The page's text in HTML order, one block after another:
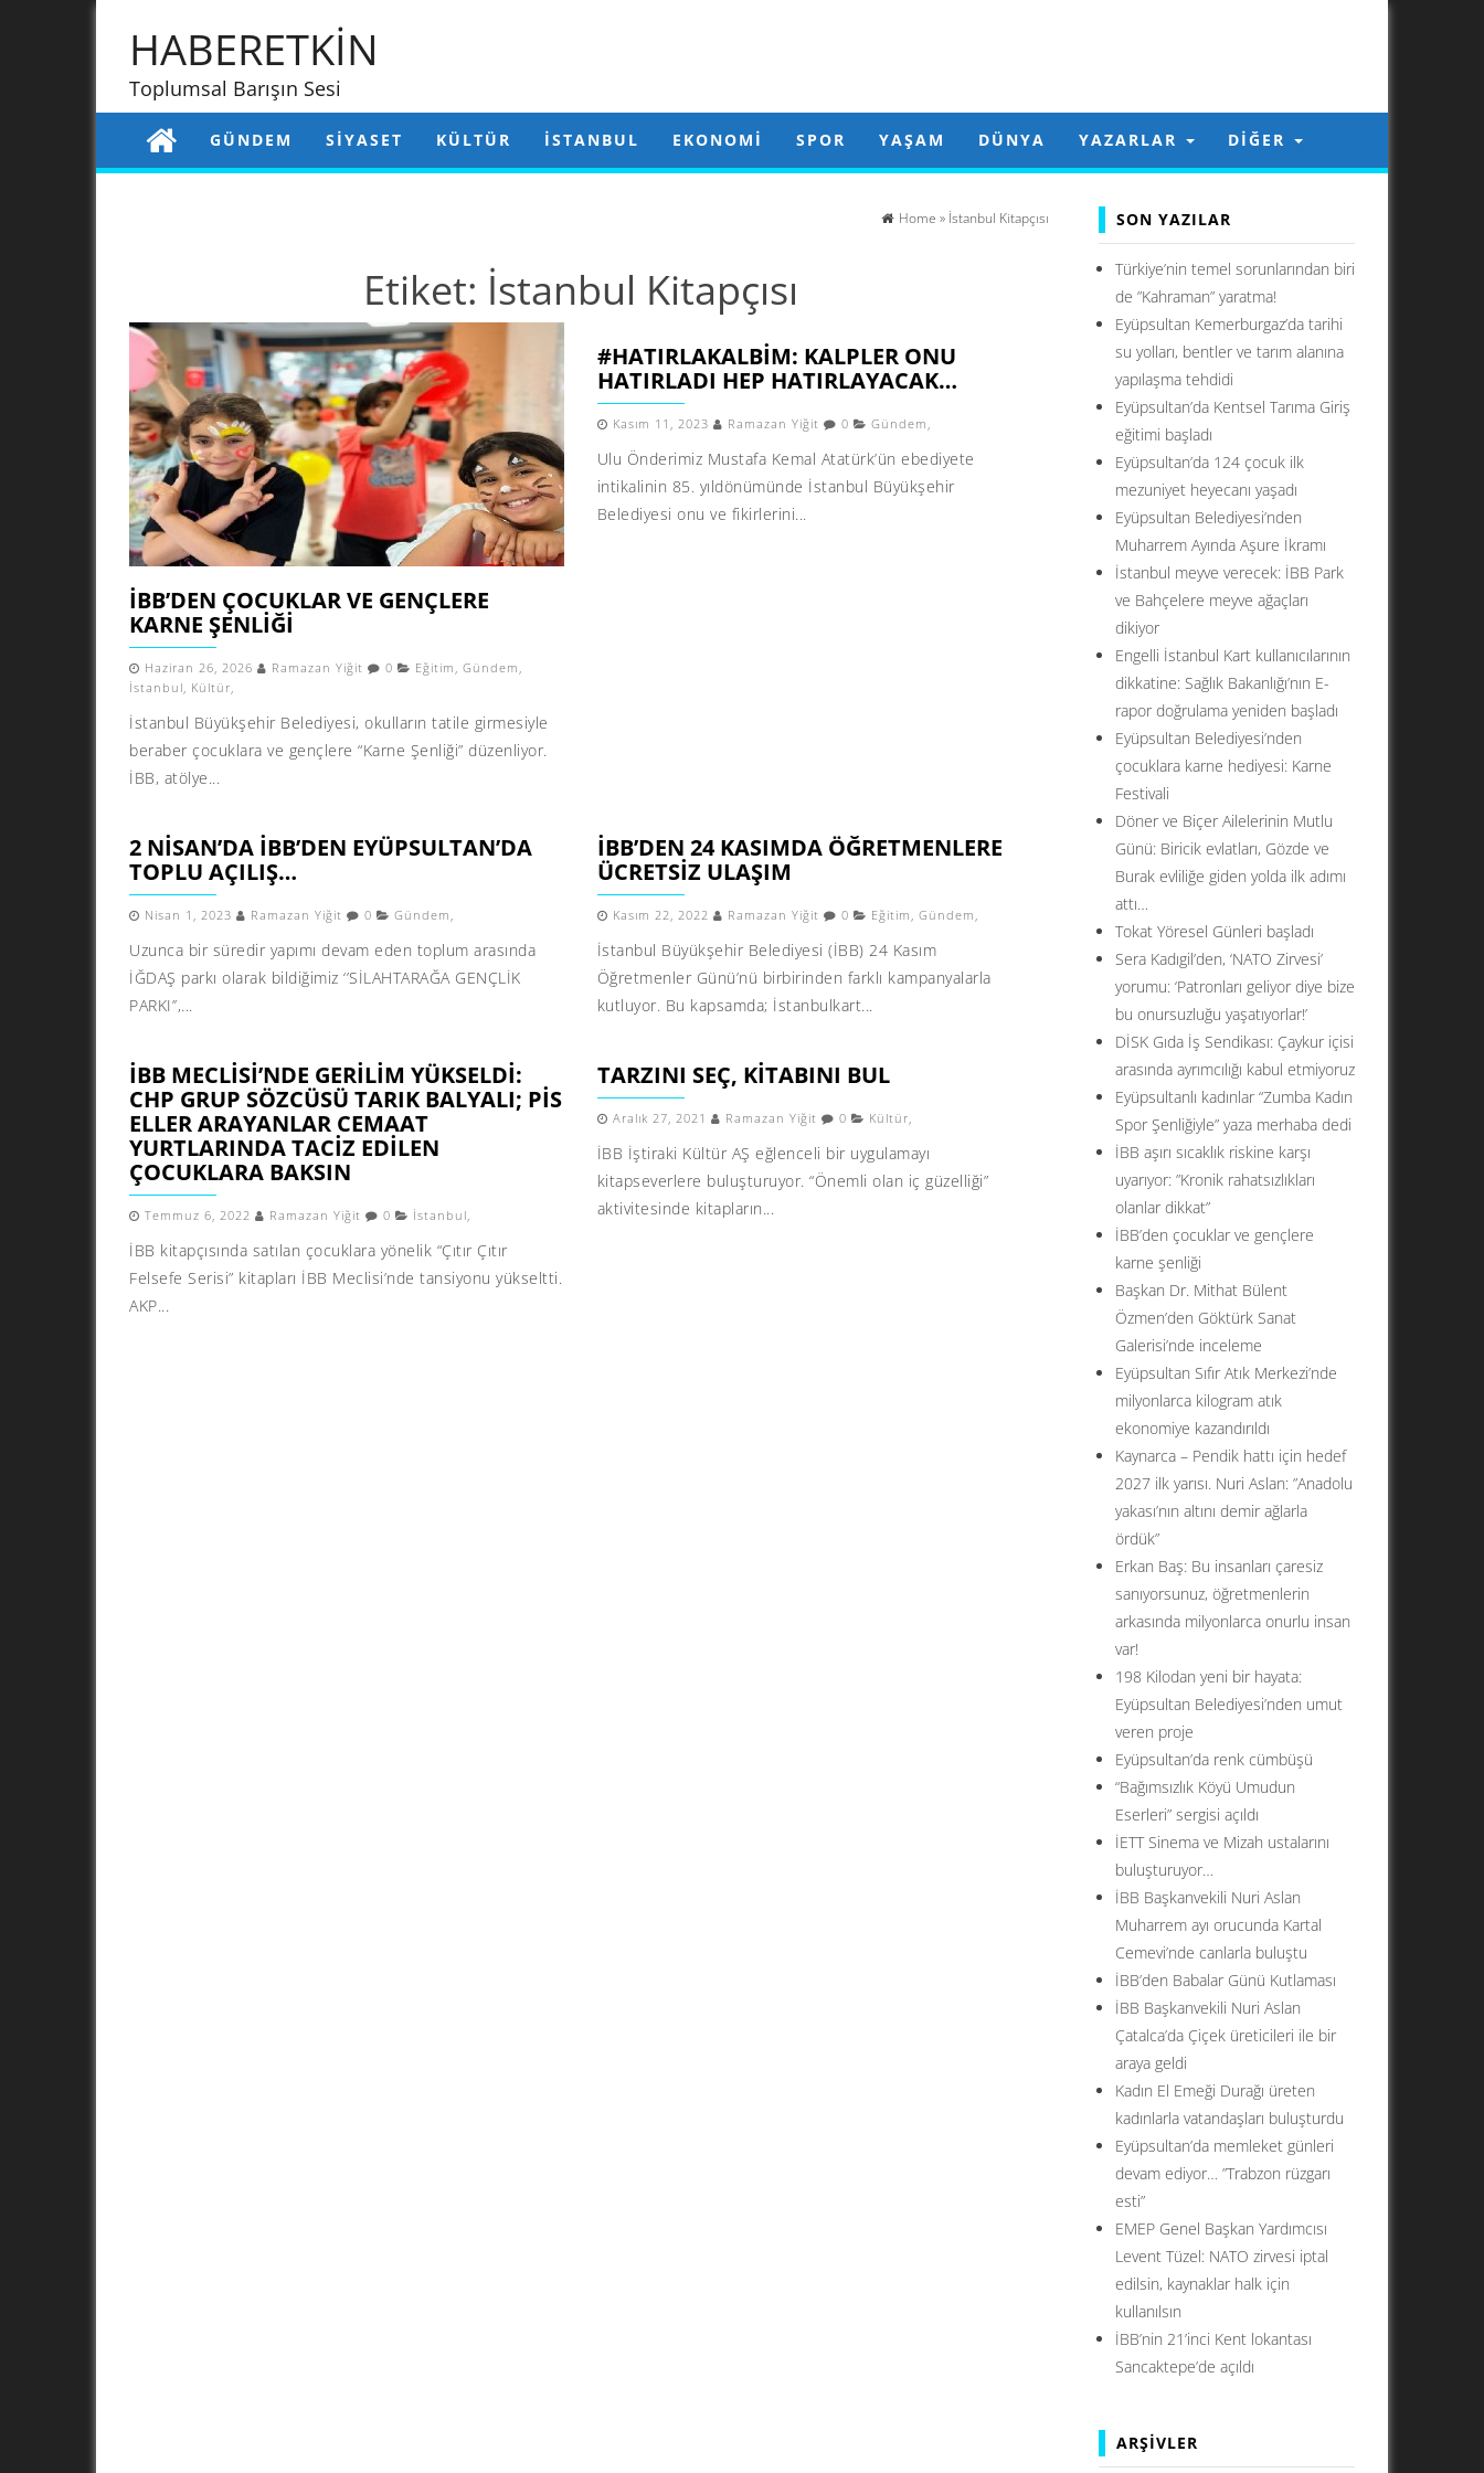
HABERETKİN
Toplumsal Barışın Sesi
GÜNDEM SIYASET KÜLTÜR İSTANBUL EKONOMI SPOR YAŞAM DÜNYA YAZARLAR DIĞER
Home » İstanbul Kitapçısı
Etiket: İstanbul Kitapçısı
İBB’DEN ÇOCUKLAR VE GENÇLERE
KARNE ŞENLIĞI
Haziran 26, 2026 Ramazan Yiğit 0 Eğitim , Gündem ,
İstanbul, Kültür,
İstanbul Büyükşehir Belediyesi, okulların tatile girmesiyle
beraber çocuklara ve gençlere “Karne Şenliği” düzenliyor.
İBB, atölye...
#HATIRLAKALBIM: KALPLER ONU
HATIRLADI HEP HATIRLAYACAK…
Kasım 11, 2023 Ramazan Yiğit 0 Gündem ,
Ulu Önderimiz Mustafa Kemal Atatürk’ün ebediyete
intikalinin 85. yıldönümünde İstanbul Büyükşehir
Belediyesi onu ve fikirlerini...
2 NISAN’DA İBB’DEN EYÜPSULTAN’DA
TOPLU AÇILIŞ…
Nisan 1, 2023 Ramazan Yiğit 0 Gündem ,
Uzunca bir süredir yapımı devam eden toplum arasında
İĞDAŞ parkı olarak bildiğimiz ‘’SİLAHTARAĞA GENÇLİK
PARKI’’,...
İBB’DEN 24 KASIMDA ÖĞRETMENLERE
ÜCRETSIZ ULAŞIM
Kasım 22, 2022 Ramazan Yiğit 0 Eğitim , Gündem ,
İstanbul Büyükşehir Belediyesi (İBB) 24 Kasım
Öğretmenler Günü’nü birbirinden farklı kampanyalarla
kutluyor. Bu kapsamda; İstanbulkart...
İBB MECLISI’NDE GERILIM YÜKSELDI:
CHP GRUP SÖZCÜSÜ TARIK BALYALI; PIS
ELLER ARAYANLAR CEMAAT
YURTLARINDA TACIZ EDILEN
ÇOCUKLARA BAKSIN
Temmuz 6, 2022 Ramazan Yiğit 0 İstanbul,
İBB kitapçısında satılan çocuklara yönelik “Çıtır Çıtır
Felsefe Serisi” kitapları İBB Meclisi’nde tansiyonu yükseltti.
AKP...
TARZINI SEÇ, KİTABINI BUL
Aralık 27, 2021 Ramazan Yiğit 0 Kültür,
İBB İştiraki Kültür AŞ eğlenceli bir uygulamayı
kitapseverlere buluşturuyor. “Önemli olan iç güzelliği”
aktivitesinde kitapların...
SON YAZILAR
Türkiye’nin temel sorunlarından biri
de ”Kahraman” yaratma!
Eyüpsultan Kemerburgaz’da tarihi
su yolları, bentler ve tarım alanına
yapılaşma tehdidi
Eyüpsultan’da Kentsel Tarıma Giriş
eğitimi başladı
Eyüpsultan’da 124 çocuk ilk
mezuniyet heyecanı yaşadı
Eyüpsultan Belediyesi’nden
Muharrem Ayında Aşure İkramı
İstanbul meyve verecek: İBB Park
ve Bahçelere meyve ağaçları
dikiyor
Engelli İstanbul Kart kullanıcılarının
dikkatine: Sağlık Bakanlığı’nın E-
rapor doğrulama yeniden başladı
Eyüpsultan Belediyesi’nden
çocuklara karne hediyesi: Karne
Festivali
Döner ve Biçer Ailelerinin Mutlu
Günü: Biricik evlatları, Gözde ve
Burak evliliğe giden yolda ilk adımı
attı…
Tokat Yöresel Günleri başladı
Sera Kadıgil’den, ‘NATO Zirvesi’
yorumu: ‘Patronları geliyor diye bize
bu onursuzluğu yaşatıyorlar!’
DİSK Gıda İş Sendikası: Çaykur içisi
arasında ayrımcılığı kabul etmiyoruz
Eyüpsultanlı kadınlar “Zumba Kadın
Spor Şenliğiyle” yaza merhaba dedi
İBB aşırı sıcaklık riskine karşı
uyarıyor: ”Kronik rahatsızlıkları
olanlar dikkat”
İBB’den çocuklar ve gençlere
karne şenliği
Başkan Dr. Mithat Bülent
Özmen’den Göktürk Sanat
Galerisi’nde inceleme
Eyüpsultan Sıfır Atık Merkezi’nde
milyonlarca kilogram atık
ekonomiye kazandırıldı
Kaynarca – Pendik hattı için hedef
2027 ilk yarısı. Nuri Aslan: ”Anadolu
yakası’nın altını demir ağlarla
ördük”
Erkan Baş: Bu insanları çaresiz
sanıyorsunuz, öğretmenlerin
arkasında milyonlarca onurlu insan
var!
198 Kilodan yeni bir hayata:
Eyüpsultan Belediyesi’nden umut
veren proje
Eyüpsultan’da renk cümbüşü
“Bağımsızlık Köyü Umudun
Eserleri” sergisi açıldı
İETT Sinema ve Mizah ustalarını
buluşturuyor…
İBB Başkanvekili Nuri Aslan
Muharrem ayı orucunda Kartal
Cemevi’nde canlarla buluştu
İBB’den Babalar Günü Kutlaması
İBB Başkanvekili Nuri Aslan
Çatalca’da Çiçek üreticileri ile bir
araya geldi
Kadın El Emeği Durağı üreten
kadınlarla vatandaşları buluşturdu
Eyüpsultan’da memleket günleri
devam ediyor… ”Trabzon rüzgarı
esti”
EMEP Genel Başkan Yardımcısı
Levent Tüzel: NATO zirvesi iptal
edilsin, kaynaklar halk için
kullanılsın
İBB’nin 21’inci Kent lokantası
Sancaktepe’de açıldı
ARŞIVLER